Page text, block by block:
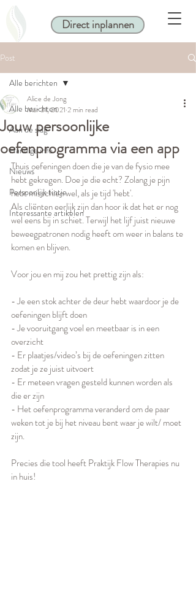
Direct inplannen
Post
Alle berichten
Aan de slag
Handige info
Nieuws
Persoonlijk tintje
Interessante artikelen
Alle berichten
Jouw persoonlijke
oefenprogramma via een app
Alice de Jong
Mar 31, 2021 2 min read
Thuis oefeningen doen die je van de fysio mee
hebt gekregen. Doe je die echt? Zolang je pijn
hebt misschien wel, als je tijd 'hebt'.
Als cliënten eerlijk zijn dan hoor ik dat het er nog
wel eens bij in schiet. Terwijl het lijf juist nieuwe
beweegpatronen nodig heeft om weer in balans te
komen en blijven.
Voor jou en mij zou het prettig zijn als:
- Je een stok achter de deur hebt waardoor je de
oefeningen blijft doen
- Je vooruitgang voel en meetbaar is in een
overzicht
- Er plaatjes/video’s bij de oefeningen zitten
zodat je ze juist uitvoert
- Er meteen vragen gesteld kunnen worden als
die er zijn
- Het oefenprogramma veranderd om de paar
weken tot je bij het niveau bent waar je wilt/ moet
zijn.
Precies die tool heeft Praktijk Flow Therapies nu
in huis!